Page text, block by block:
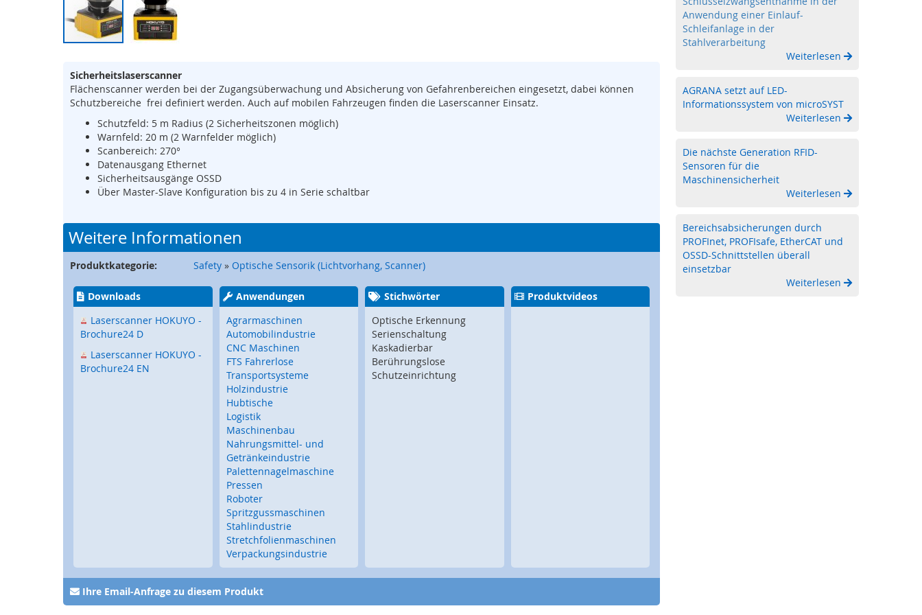
Sicherheits-
SPS
Sicherheitsrelais
Safety
Funkfernsteuerungen
Schutzzaunsysteme
Signalübertragungssystem
Sicherheitstorsteuerungen
Automation
Anzeige-
und
Informationssysteme
Kommissioniersysteme
Touch-
Bediengeräte
Touch
Bediengeräte
Torbau
für
der
Bildergalerie
springen
Sicherheitslaserscanner
Flächenscanner werden bei der Zugangsüberwachung und Absicherung von Gefahrenbereichen eingesetzt, dabei können
Schutzbereiche frei definiert werden. Auch auf mobilen Fahrzeugen finden die Laserscanner Einsatz.
Schutzfeld: 5 m Radius (2 Sicherheitszonen möglich)
Warnfeld: 20 m (2 Warnfelder möglich)
Scanbereich: 270°
Datenausgang Ethernet
Sicherheitsausgänge OSSD
Über Master-Slave Konfiguration bis zu 4 in Serie schaltbar
Weitere Informationen
Produktkategorie: Safety » Optische Sensorik (Lichtvorhang, Scanner)
Downloads
Laserscanner HOKUYO -
Brochure24 D
Laserscanner HOKUYO -
Brochure24 EN
Anwendungen
Agrarmaschinen
Automobilindustrie
CNC Maschinen
FTS Fahrerlose
Transportsysteme
Holzindustrie
Hubtische
Logistik
Maschinenbau
Nahrungsmittel- und
Getränkeindustrie
Palettennagelmaschine
Pressen
Roboter
Spritzgussmaschinen
Stahlindustrie
Stretchfolienmaschinen
Verpackungsindustrie
Stichwörter
Optische Erkennung
Serienschaltung
Kaskadierbar
Berührungslose
Schutzeinrichtung
Produktvideos
Ihre Email-Anfrage zu diesem Produkt
Anwendung einer Einlauf-
Schleifanlage in der
Stahlverarbeitung
Weiterlesen
AGRANA setzt auf LED-
Informationssystem von microSYST
Weiterlesen
Die nächste Generation RFID-
Sensoren für die
Maschinensicherheit
Weiterlesen
Bereichsabsicherungen durch
PROFInet, PROFIsafe, EtherCAT und
OSSD-Schnittstellen überall
einsetzbar
Weiterlesen